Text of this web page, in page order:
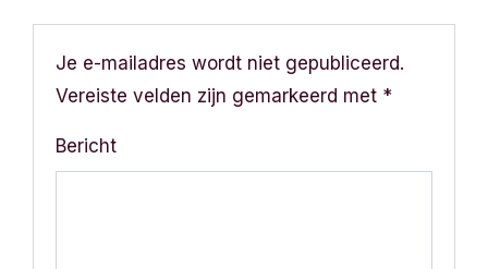
c
Je e-mailadres wordt niet gepubliceerd.
Vereiste velden zijn gemarkeerd met *
Bericht